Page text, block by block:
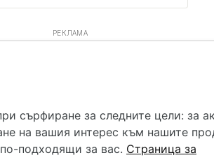
РЕКЛАМА
все че се полагат всички усилия за обновяване и
и самолечението могат да бъдат опасни за
помощ!
сърфиране за следните цели: за
на вашия интерес към нашите
подходящи за вас. Страница за